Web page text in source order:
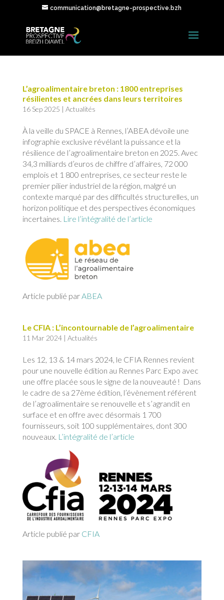
communication@bretagne-prospective.bzh
L’agroalimentaire breton : 1800 entreprises
résilientes et ancrées dans leurs territoires
16 Sep 2025 | Actualités
À la veille du SPACE à Rennes, l’ABEA dévoile une
infographie exclusive révélant la puissance et la
résilience de l’agroalimentaire breton en 2025. Avec
34,3 milliards d’euros de chiffre d’affaires, 72 000
emplois et 1 800 entreprises, ce secteur reste le
premier pilier industriel de la région, malgré un
contexte marqué par des difficultés structurelles, un
horizon politique et des perspectives économiques
incertaines. Lire l’intégralité de l’article
Article publié parABEA
Le CFIA : L’incontournable de l’agroalimentaire
11 Mar 2024| Actualités
Les 12, 13 & 14 mars 2024, le CFIA Rennes revient
pour une nouvelle édition au Rennes Parc Expo avec
une offre placée sous le signe de la nouveauté ! Dans
le cadre de sa 27ème édition, l’évènement référent
de l’agroalimentaire se renouvelle et s’agrandit en
surface et en offre avec désormais 1 700
fournisseurs, soit 100 supplémentaires, dont 300
nouveaux. L’intégralité de l’article
Article publié par CFIA